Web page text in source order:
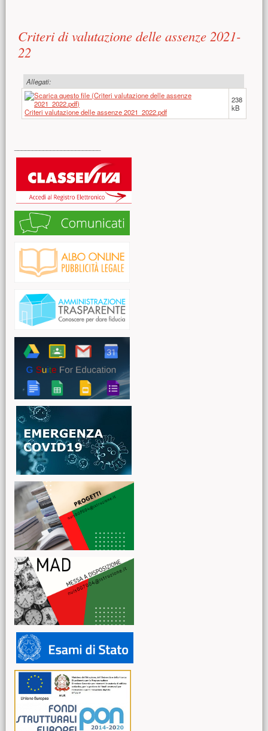
Criteri di valutazione delle assenze 2021-
22
Allegati:
Criteri valutazione delle assenze 2021_2022.pdf
238
kB
Risorse aggiuntive (colonna di destra)